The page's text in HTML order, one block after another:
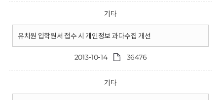
기타
유치원 입학원서 접수 시 개인정보 과다수집 개선
2013-10-14 36476
기타